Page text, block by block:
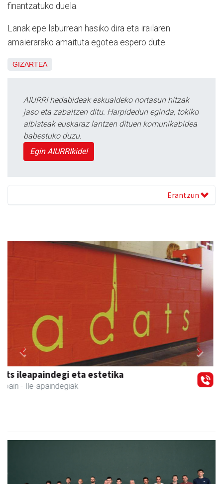
finantzatuko duela.
Lanak epe laburrean hasiko dira eta irailaren
amaierarako amaituta egotea espero dute.
GIZARTEA
AIURRI hedabideak eskualdeko nortasun hitzak
jaso eta zabaltzen ditu. Harpidedun eginda, tokiko
albisteak euskaraz lantzen dituen komunikabidea
babestuko duzu.
Egin AIURRIkide!
Erantzun
Adunako Udala
Aduna - Udaletxeak
Previous Next